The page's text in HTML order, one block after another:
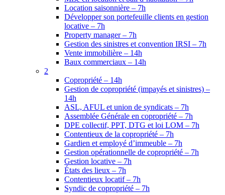
Location saisonnière – 7h
Développer son portefeuille clients en gestion
locative – 7h
Property manager – 7h
Gestion des sinistres et convention IRSI – 7h
Vente immobilière – 14h
Baux commerciaux – 14h
2
Copropriété – 14h
Gestion de copropriété (impayés et sinistres) –
14h
ASL, AFUL et union de syndicats – 7h
Assemblée Générale en copropriété – 7h
DPE collectif, PPT, DTG et loi LOM – 7h
Contentieux de la copropriété – 7h
Gardien et employé d’immeuble – 7h
Gestion opérationnelle de copropriété – 7h
Gestion locative – 7h
États des lieux – 7h
Contentieux locatif – 7h
Syndic de copropriété – 7h